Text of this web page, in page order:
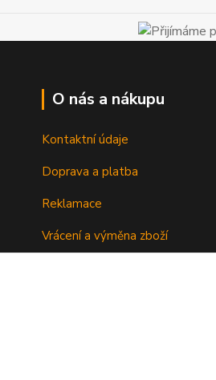
O nás a nákupu
Kontaktní údaje
Doprava a platba
Reklamace
Vrácení a výměna zboží